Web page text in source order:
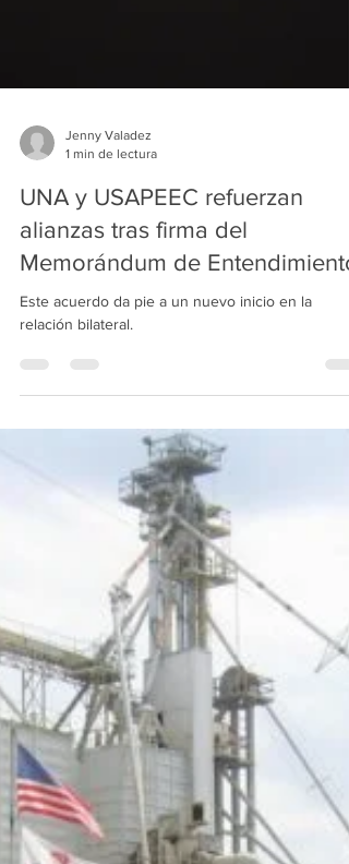
1 min de lectura
UNA y USAPEEC refuerzan
alianzas tras firma del
Memorándum de Entendimiento
relación bilateral.